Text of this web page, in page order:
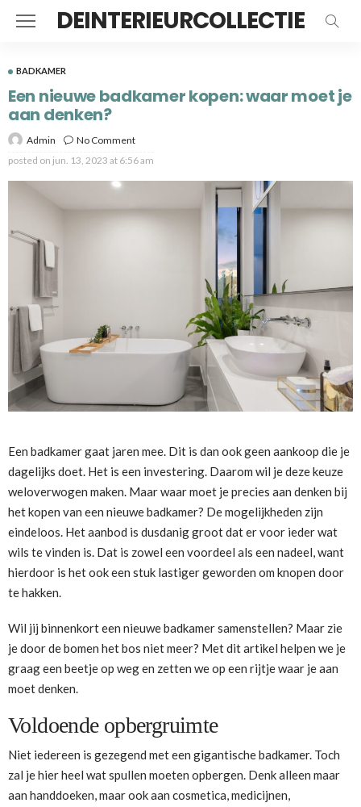
DEINTERIEURCOLLECTIE
BADKAMER
Een nieuwe badkamer kopen: waar moet je
aan denken?
Admin
No Comment
posted on jun. 13, 2023 at 6:56 am
Een badkamer gaat jaren mee. Dit is dan ook geen aankoop die je
dagelijks doet. Het is een investering. Daarom wil je deze keuze
weloverwogen maken. Maar waar moet je precies aan denken bij
het kopen van een nieuwe badkamer? De mogelijkheden zijn
eindeloos. Het aanbod is dusdanig groot dat er voor ieder wat
wils te vinden is. Dat is zowel een voordeel als een nadeel, want
hierdoor is het ook een stuk lastiger geworden om knopen door
te hakken.
Wil jij binnenkort een nieuwe badkamer samenstellen? Maar zie
je door de bomen het bos niet meer? Met dit artikel helpen we je
graag een beetje op weg en zetten we op een rijtje waar je aan
moet denken.
Voldoende opbergruimte
Niet iedereen is gezegend met een gigantische badkamer. Toch
zal je hier heel wat spullen moeten opbergen. Denk alleen maar
aan handdoeken, maar ook aan cosmetica, medicijnen,